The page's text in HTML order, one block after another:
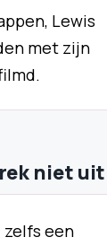
Lewis
met zijn
niet uit
zelfs een